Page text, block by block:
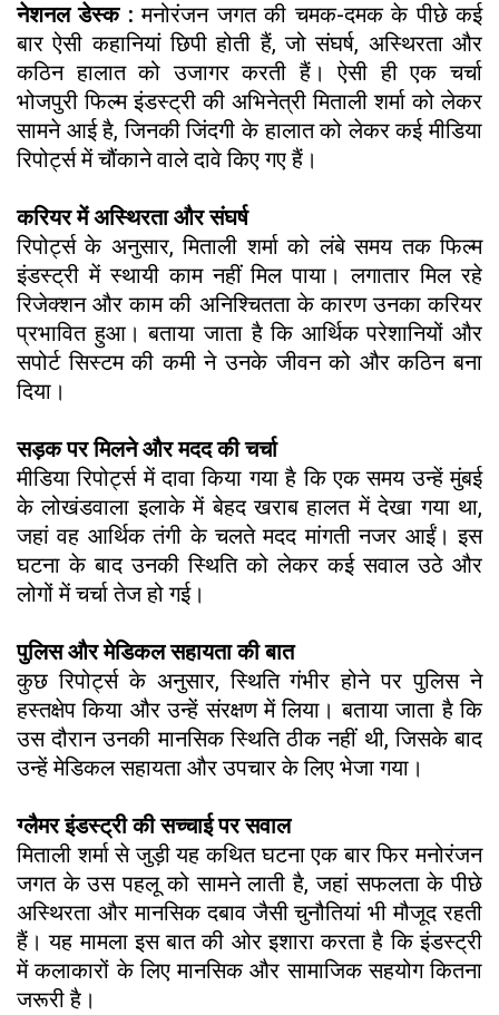
नेशनल डेस्क :मनोरंजन जगत की चमक-दमक के पीछे कई
बार ऐसी कहानियां छिपी होती हैं, जो संघर्ष, अस्थिरता और
कठिन हालात को उजागर करती हैं। ऐसी ही एक चर्चा
भोजपुरी फिल्म इंडस्ट्री की अभिनेत्री मिताली शर्मा को लेकर
सामने आई है, जिनकी जिंदगी के हालात को लेकर कई मीडिया
रिपोर्ट्स में चौंकाने वाले दावे किए गए हैं।
करियर में अस्थिरता और संघर्ष
रिपोर्ट्स के अनुसार, मिताली शर्मा को लंबे समय तक फिल्म
इंडस्ट्री में स्थायी काम नहीं मिल पाया। लगातार मिल रहे
रिजेक्शन और काम की अनिश्चितता के कारण उनका करियर
प्रभावित हुआ। बताया जाता है कि आर्थिक परेशानियों और
सपोर्ट सिस्टम की कमी ने उनके जीवन को और कठिन बना
दिया।
सड़क पर मिलने और मदद की चर्चा
मीडिया रिपोर्ट्स में दावा किया गया है कि एक समय उन्हें मुंबई
के लोखंडवाला इलाके में बेहद खराब हालत में देखा गया था,
जहां वह आर्थिक तंगी के चलते मदद मांगती नजर आईं। इस
घटना के बाद उनकी स्थिति को लेकर कई सवाल उठे और
लोगों में चर्चा तेज हो गई।
पुलिस और मेडिकल सहायता की बात
कुछ रिपोर्ट्स के अनुसार, स्थिति गंभीर होने पर पुलिस ने
हस्तक्षेप किया और उन्हें संरक्षण में लिया। बताया जाता है कि
उस दौरान उनकी मानसिक स्थिति ठीक नहीं थी, जिसके बाद
उन्हें मेडिकल सहायता और उपचार के लिए भेजा गया।
ग्लैमर इंडस्ट्री की सच्चाई पर सवाल
मिताली शर्मा से जुड़ी यह कथित घटना एक बार फिर मनोरंजन
जगत के उस पहलू को सामने लाती है, जहां सफलता के पीछे
अस्थिरता और मानसिक दबाव जैसी चुनौतियां भी मौजूद रहती
हैं। यह मामला इस बात की ओर इशारा करता है कि इंडस्ट्री
में कलाकारों के लिए मानसिक और सामाजिक सहयोग कितना
जरूरी है।